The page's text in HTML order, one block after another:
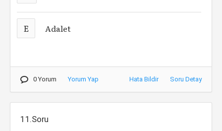
E Adalet
0 Yorum Yorum Yap Hata Bildir Soru Detay
11.Soru